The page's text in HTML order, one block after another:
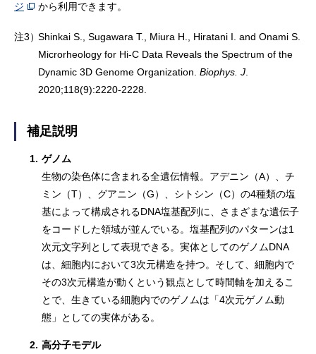
ジ から利用できます。
注3）Shinkai S., Sugawara T., Miura H., Hiratani I. and Onami S.
Microrheology for Hi-C Data Reveals the Spectrum of the
Dynamic 3D Genome Organization. Biophys. J.
2020;118(9):2220-2228.
補足説明
1. ゲノム
生物の染色体に含まれる全遺伝情報。アデニン（A）、チ
ミン（T）、グアニン（G）、シトシン（C）の4種類の塩
基によって構成されるDNA塩基配列に、さまざまな遺伝子
をコードした領域が並んでいる。塩基配列のパターンは1
次元文字列として表現できる。実体としてのゲノムDNA
は、細胞内において3次元構造を持つ。そして、細胞内で
その3次元構造が動くという観点として時間軸を加えるこ
とで、生きている細胞内でのゲノムは「4次元ゲノム動
態」としての実体がある。
2. 高分子モデル